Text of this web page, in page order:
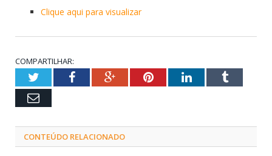
Clique aqui para visualizar
COMPARTILHAR:
TwitterFacebookGoogle+PinterestLinkedInTumblr
Email
CONTEÚDO RELACIONADO